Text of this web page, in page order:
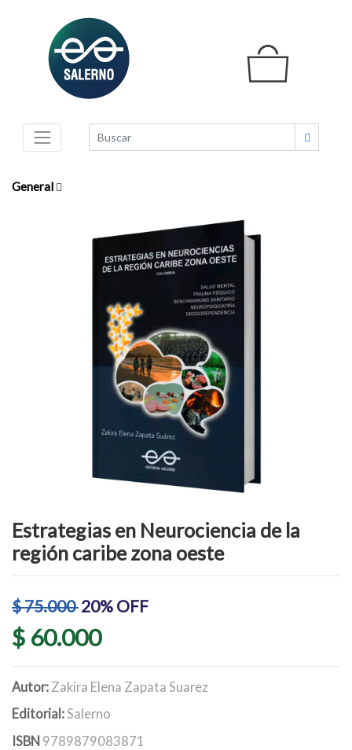
General
Estrategias en Neurociencia de la
región caribe zona oeste
$ 75.00020% OFF
$ 60.000
Autor: Zakira Elena Zapata Suarez
Editorial:Salerno
ISBN 9789879083871